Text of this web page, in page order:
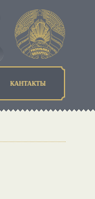
КАНТАКТЫ